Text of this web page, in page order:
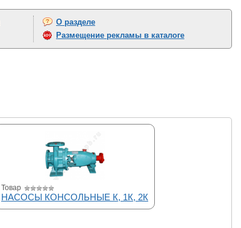
О разделе
Размещение рекламы в каталоге
Товар
НАСОСЫ КОНСОЛЬНЫЕ К, 1К, 2К